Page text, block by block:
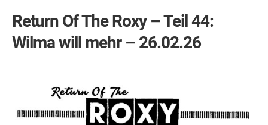
Return Of The Roxy – Teil 44:
Wilma will mehr – 26.02.26